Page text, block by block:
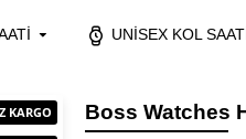
UNISEX KOL
KARGO Boss Watches